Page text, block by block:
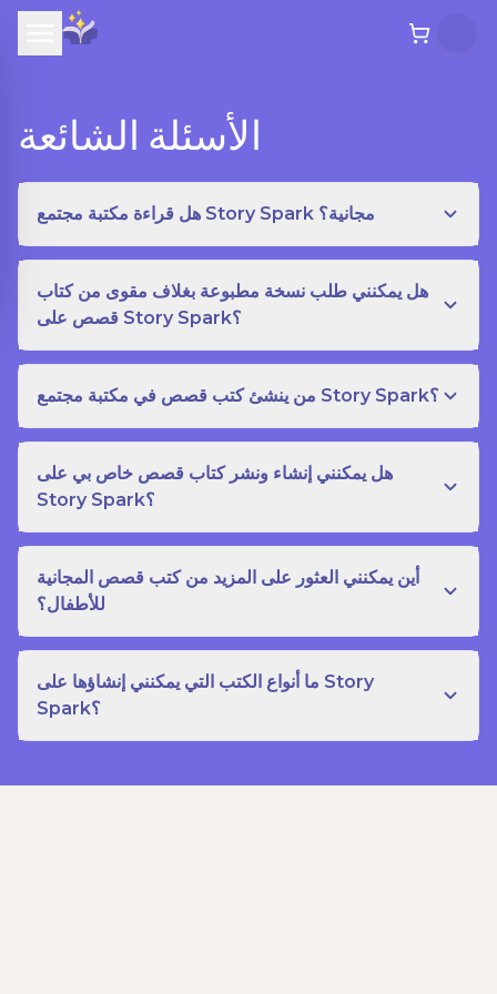
الأسئلة الشائعة
هل قراءة مكتبة مجتمع Story Spark مجانية؟
هل يمكنني طلب نسخة مطبوعة بغلاف مقوى من كتاب
قصص على Story Spark؟
من ينشئ كتب قصص في مكتبة مجتمع Story Spark؟
هل يمكنني إنشاء ونشر كتاب قصص خاص بي على
Story Spark؟
أين يمكنني العثور على المزيد من كتب قصص المجانية
للأطفال؟
ما أنواع الكتب التي يمكنني إنشاؤها على Story
Spark؟